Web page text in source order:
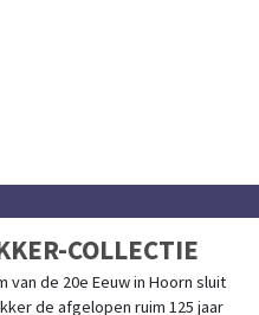
COLLECTIE
van de 20e Eeuw in Hoorn sluit
de afgelopen ruim 125 jaar